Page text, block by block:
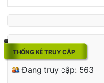
THỐNG KÊ TRUY CẬP
Đang truy cập: 563